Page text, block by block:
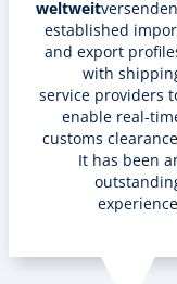
weltweit
established
and export
with
service providers
enable real-
customs
It has been